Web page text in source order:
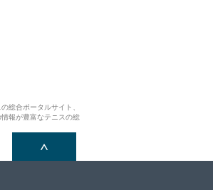
総合ポータルサイト、
報が豊富なテニスの総